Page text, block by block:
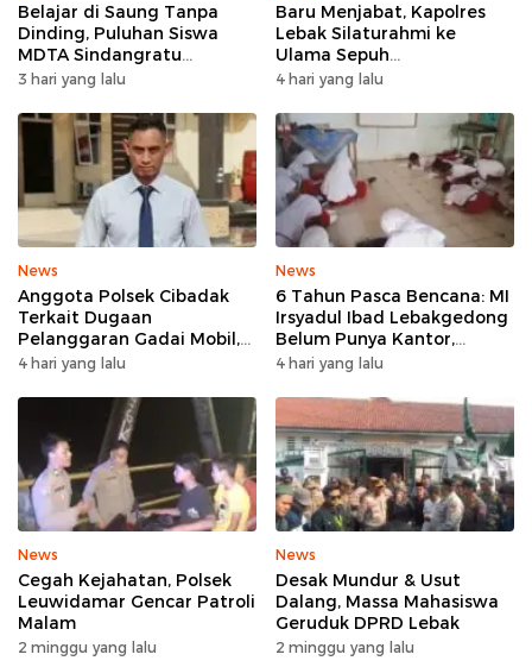
Belajar di Saung Tanpa
Dinding, Puluhan Siswa
MDTA Sindangratu
Panggarangan Bertahan
3 hari yang lalu
Baru Menjabat, Kapolres
Lebak Silaturahmi ke
Ulama Sepuh
Rangkasbitung
4 hari yang lalu
News
Anggota Polsek Cibadak
Terkait Dugaan
Pelanggaran Gadai Mobil,
Kasus Ditangani Bid
4 hari yang lalu
News
6 Tahun Pasca Bencana: MI
Irsyadul Ibad Lebakgedong
Belum Punya Kantor,
Belajar Tanpa Meja-Kursi
4 hari yang lalu
News
Cegah Kejahatan, Polsek
Leuwidamar Gencar Patroli
Malam
2 minggu yang lalu
News
Desak Mundur & Usut
Dalang, Massa Mahasiswa
Geruduk DPRD Lebak
2 minggu yang lalu